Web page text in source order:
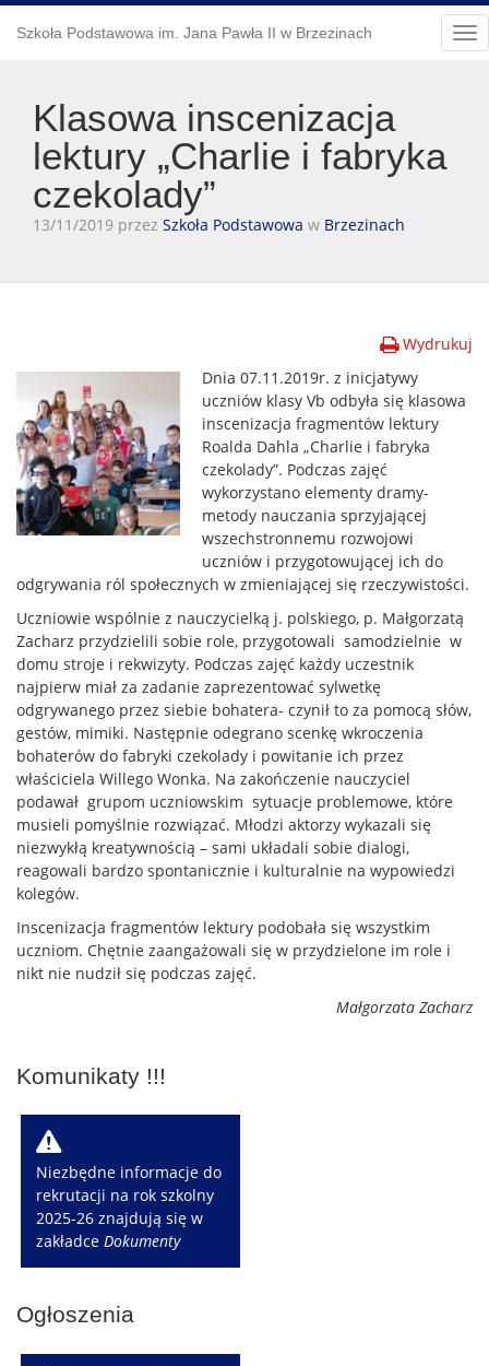
Szkoła Podstawowa im. Jana Pawła II w Brzezinach
Klasowa inscenizacja
lektury „Charlie i fabryka
czekolady”
13/11/2019 przez Szkoła Podstawowa w Brzezinach
Wydrukuj
Dnia 07.11.2019r. z inicjatywy
uczniów klasy Vb odbyła się klasowa
inscenizacja fragmentów lektury
Roalda Dahla „Charlie i fabryka
czekolady”. Podczas zajęć
wykorzystano elementy dramy-
metody nauczania sprzyjającej
wszechstronnemu rozwojowi
uczniów i przygotowującej ich do
odgrywania ról społecznych w zmieniającej się rzeczywistości.
Uczniowie wspólnie z nauczycielką j. polskiego, p. Małgorzatą
Zacharz przydzielili sobie role, przygotowali samodzielnie w
domu stroje i rekwizyty. Podczas zajęć każdy uczestnik
najpierw miał za zadanie zaprezentować sylwetkę
odgrywanego przez siebie bohatera- czynił to za pomocą słów,
gestów, mimiki. Następnie odegrano scenkę wkroczenia
bohaterów do fabryki czekolady i powitanie ich przez
właściciela Willego Wonka. Na zakończenie nauczyciel
podawał grupom uczniowskim sytuacje problemowe, które
musieli pomyślnie rozwiązać. Młodzi aktorzy wykazali się
niezwykłą kreatywnością – sami układali sobie dialogi,
reagowali bardzo spontanicznie i kulturalnie na wypowiedzi
kolegów.
Inscenizacja fragmentów lektury podobała się wszystkim
uczniom. Chętnie zaangażowali się w przydzielone im role i
nikt nie nudził się podczas zajęć.
Małgorzata Zacharz
Komunikaty !!!
W
Niezbędne informacje do
rekrutacji na rok szkolny
2025-26 znajdują się w
zakładceDokumenty
Ogłoszenia